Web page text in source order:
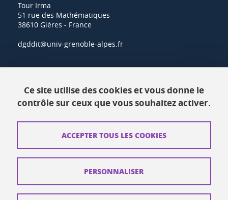
Tour Irma
51 rue des Mathématiques
38610 Gières - France
dgddit@univ-grenoble-alpes.fr
Ressources
Contacts
Plans d'accès
Mentions légales
Ce site utilise des cookies et vous donne le
contrôle sur ceux que vous souhaitez activer.
ACCEPTER TOUS LES COOKIES
PERSONNALISER